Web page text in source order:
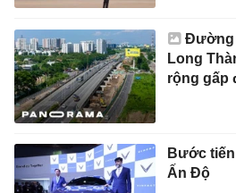
Đường
Long
rộng gấp
Bước
Ấn Độ